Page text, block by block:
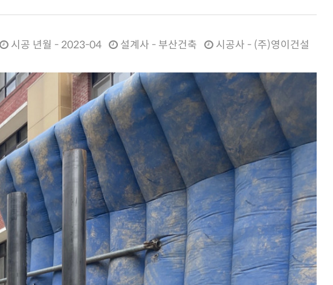
시공사 - (주)영이건설
설계사 - 부산건축
시공 년월 - 2023-04